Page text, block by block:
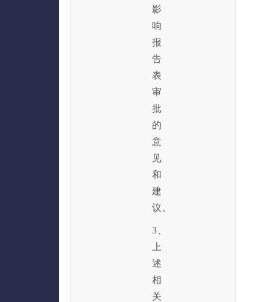
影
响
报
告
表
审
批
的
意
见
和
建
议。
3、
上
述
相
关